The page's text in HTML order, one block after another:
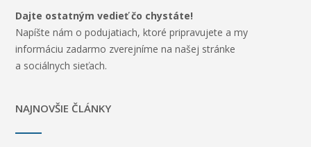
Dajte ostatným vedieť čo chystáte!
Napíšte nám o podujatiach, ktoré pripravujete a my
informáciu zadarmo zverejníme na našej stránke
a sociálnych sieťach.
NAJNOVŠIE ČLÁNKY